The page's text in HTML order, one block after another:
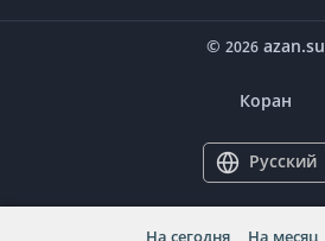
На сегодня На месяц
© 2026 azan.su
Коран
Русский